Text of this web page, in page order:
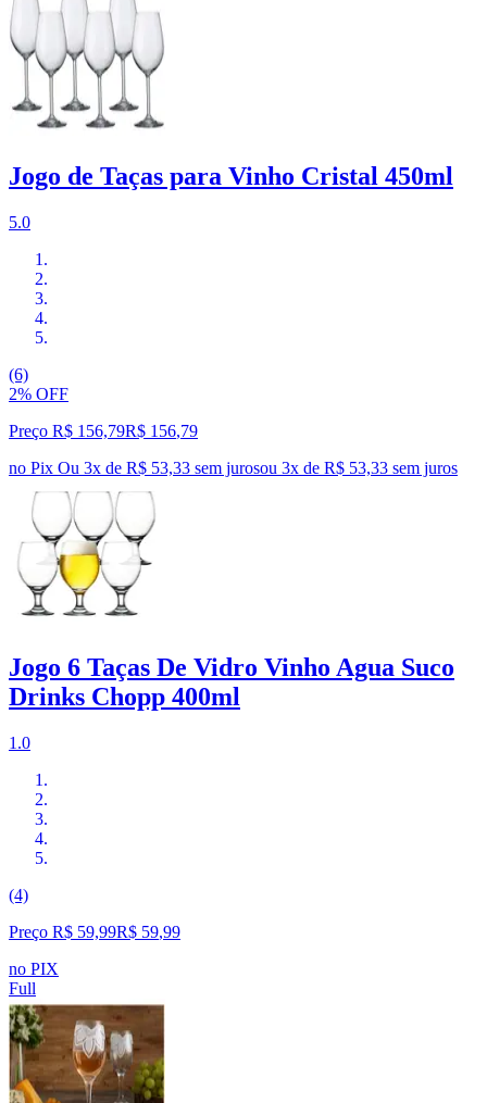
Jogo de Taças para Vinho Cristal 450ml
5.0
(6)
2% OFF
Preço R$ 156,79R$ 156,79
no Pix Ou 3x de R$ 53,33 sem jurosou 3x de R$ 53,33 sem juros
Jogo 6 Taças De Vidro Vinho Agua Suco
Drinks Chopp 400ml
1.0
(4)
Preço R$ 59,99R$ 59,99
no PIX
Full